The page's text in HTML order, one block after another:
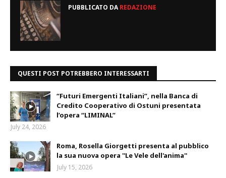
PUBBLICATO DAREDAZIONE
QUESTI POST POTREBBERO INTERESSARTI
“Futuri Emergenti Italiani”, nella Banca di
Credito Cooperativo di Ostuni presentata
l’opera “LIMINAL”
July 24, 2026
Roma, Rosella Giorgetti presenta al pubblico
la sua nuova opera ''Le Vele dell'anima''
July 15, 2026